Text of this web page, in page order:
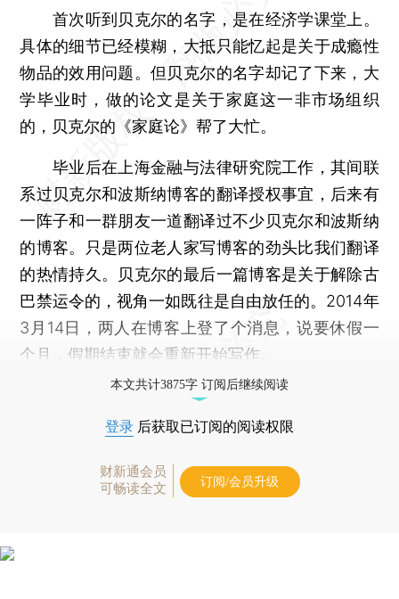
首次听到贝克尔的名字，是在经济学课堂上。
具体的细节已经模糊，大抵只能忆起是关于成瘾性
物品的效用问题。但贝克尔的名字却记了下来，大
学毕业时，做的论文是关于家庭这一非市场组织
的，贝克尔的《家庭论》帮了大忙。
毕业后在上海金融与法律研究院工作，其间联
系过贝克尔和波斯纳博客的翻译授权事宜，后来有
一阵子和一群朋友一道翻译过不少贝克尔和波斯纳
的博客。只是两位老人家写博客的劲头比我们翻译
的热情持久。贝克尔的最后一篇博客是关于解除古
巴禁运令的，视角一如既往是自由放任的。2014年
3月14日，两人在博客上登了个消息，说要休假一
个月，假期结束就会重新开始写作。
本文共计3875字 订阅后继续阅读
登录 后获取已订阅的阅读权限
财新通会员
可畅读全文
订阅/会员升级